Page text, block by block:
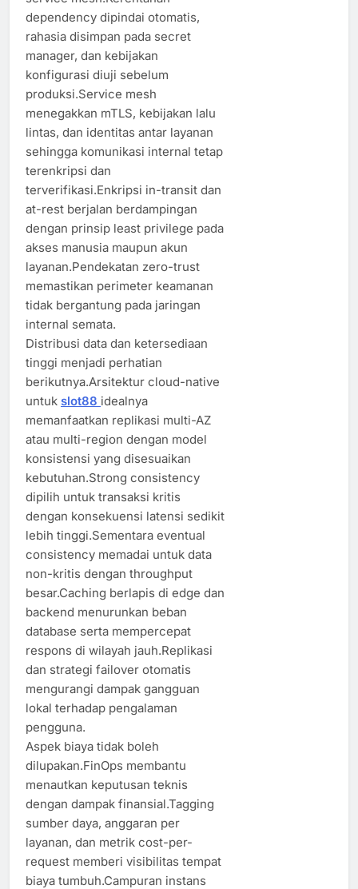
dependency dipindai otomatis,
rahasia disimpan pada secret
manager, dan kebijakan
konfigurasi diuji sebelum
produksi.Service mesh
menegakkan mTLS, kebijakan lalu
lintas, dan identitas antar layanan
sehingga komunikasi internal tetap
terenkripsi dan
terverifikasi.Enkripsi in-transit dan
at-rest berjalan berdampingan
dengan prinsip least privilege pada
akses manusia maupun akun
layanan.Pendekatan zero-trust
memastikan perimeter keamanan
tidak bergantung pada jaringan
internal semata.
Distribusi data dan ketersediaan
tinggi menjadi perhatian
berikutnya.Arsitektur cloud-native
untuk slot88 idealnya
memanfaatkan replikasi multi-AZ
atau multi-region dengan model
konsistensi yang disesuaikan
kebutuhan.Strong consistency
dipilih untuk transaksi kritis
dengan konsekuensi latensi sedikit
lebih tinggi.Sementara eventual
consistency memadai untuk data
non-kritis dengan throughput
besar.Caching berlapis di edge dan
backend menurunkan beban
database serta mempercepat
respons di wilayah jauh.Replikasi
dan strategi failover otomatis
mengurangi dampak gangguan
lokal terhadap pengalaman
pengguna.
Aspek biaya tidak boleh
dilupakan.FinOps membantu
menautkan keputusan teknis
dengan dampak finansial.Tagging
sumber daya, anggaran per
layanan, dan metrik cost-per-
request memberi visibilitas tempat
biaya tumbuh.Campuran instans